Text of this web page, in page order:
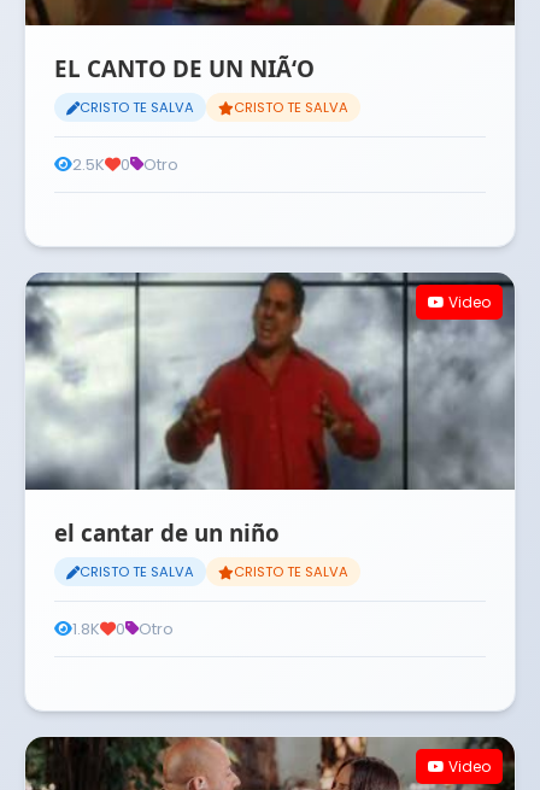
EL CANTO DE UN NIÃ‘O
CRISTO TE SALVA CRISTO TE SALVA
2.5K 0 Otro
Video
el cantar de un niño
CRISTO TE SALVA CRISTO TE SALVA
1.8K 0 Otro
Video